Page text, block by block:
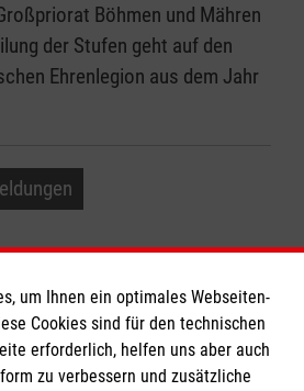
Böhmen und Mähren
der Stufen geht auf den
Ehrenlegion aus dem Jahr
um Ihnen ein optimales Webseiten-
Cookies sind für den technischen
erforderlich, helfen uns aber auch
zu verbessern und zusätzliche